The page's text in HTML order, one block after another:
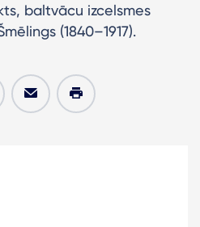
baltvācu izcelsmes
(1840–1917).